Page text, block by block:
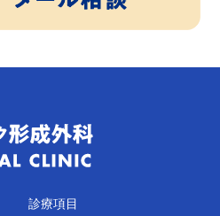
診療項目